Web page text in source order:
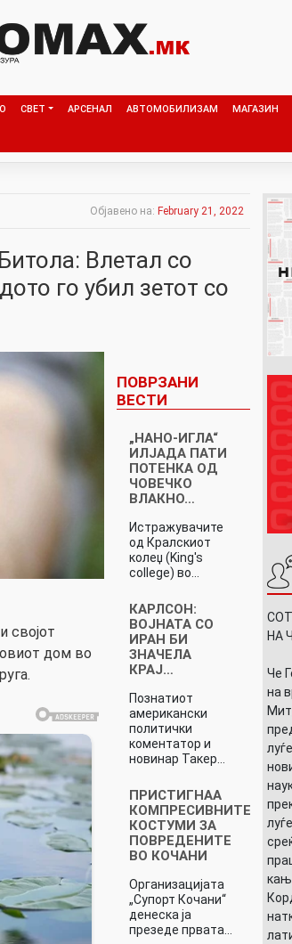
СВЕТ АРСЕНАЛ АВТОМОБИЛИЗАМ МАГАЗИН
Објавено на: February 21, 2022
Влетал со
го убил зетот со
својот
дом во
ПОВРЗАНИ
ВЕСТИ
„НАНО-ИГЛА“
ИЛЈАДА ПАТИ
ПОТЕНКА ОД
ЧОВЕЧКО
ВЛАКНО…
Истражувачите
од Кралскиот
колеџ (King's
college) во…
КАРЛСОН:
ВОЈНАТА СО
ИРАН БИ
ЗНАЧЕЛА
КРАЈ…
Познатиот
американски
политички
коментатор и
новинар Такер…
ПРИСТИГНАА
КОМПРЕСИВНИТЕ
КОСТУМИ ЗА
ПОВРЕДЕНИТЕ
ВО КОЧАНИ
Организацијата
„Супорт Кочани“
денеска ја
презеде првата…
НА
Че
на